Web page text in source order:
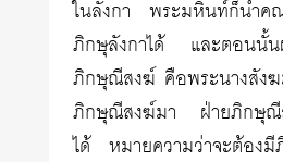
ในลังกา พระมหินท์ก็นำ
ภิกษุลังกาได้ และตอนนั้
ภิกษุณีสงฆ์ คือพระนางสัง
ภิกษุณีสงฆ์มา ฝ่ายภิกษุณี
ได้ หมายความว่าจะต้อง